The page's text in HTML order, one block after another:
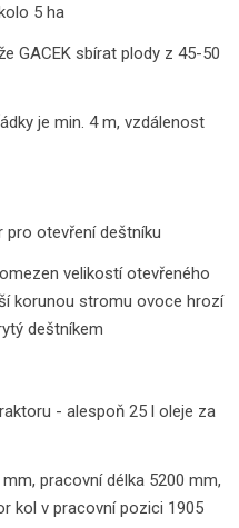
5 ha
GACEK sbírat plody z 45-50
je min. 4 m, vzdálenost
otevření deštníku
velikostí otevřeného
korunou stromu ovoce hrozí
deštníkem
- alespoň 25 l oleje za
pracovní délka 5200 mm,
kol v pracovní pozici 1905